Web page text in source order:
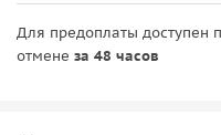
Для предоплаты доступен
отмене за 48 часов